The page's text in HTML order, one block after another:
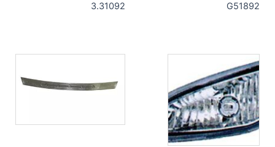
G51892
3.31092